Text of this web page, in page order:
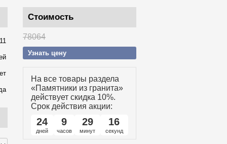
Стоимость
78064
Узнать цену
На все товары раздела
«Памятники из гранита»
действует скидка 10%.
Срок действия акции:
24
дней
9
часов
29
минут
15
секунд